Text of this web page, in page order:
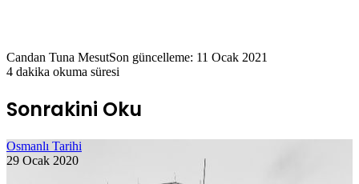
Candan Tuna MesutSon güncelleme: 11 Ocak 2021
4 dakika okuma süresi
Sonrakini Oku
Osmanlı Tarihi
29 Ocak 2020